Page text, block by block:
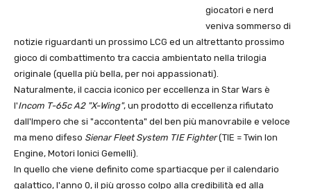
giocatori e nerd
veniva sommerso di
notizie riguardanti un prossimo LCG ed un altrettanto prossimo
gioco di combattimento tra caccia ambientato nella trilogia
originale (quella più bella, per noi appassionati).
Naturalmente, il caccia iconico per eccellenza in Star Wars è
l'Incom T-65c A2 "X-Wing", un prodotto di eccellenza rifiutato
dall'Impero che si "accontenta" del ben più manovrabile e veloce
ma meno difeso Sienar Fleet System TIE Fighter(TIE = Twin Ion
Engine, Motori Ionici Gemelli).
In quello che viene definito come spartiacque per il calendario
galattico, l'anno 0, il più grosso colpo alla credibilità ed alla